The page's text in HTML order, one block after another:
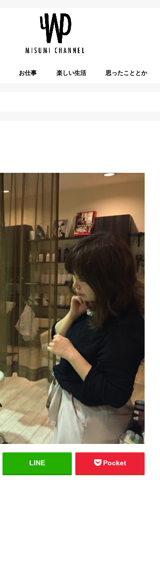
お仕事 楽しい生活 思ったこととか
LINE Pocket